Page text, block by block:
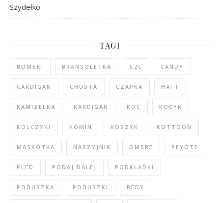
Szydełko
TAGI
BOMBKI BRANSOLETKA C2C CANDY
CARDIGAN CHUSTA CZAPKA HAFT
KAMIZELKA KARDIGAN KOC KOCYK
KOLCZYKI KOMIN KOSZYK KOTTOON
MASKOTKA NASZYJNIK OMBRE PEYOTE
PLED PODAJ DALEJ PODKŁADKI
PODUSZKA PODUSZKI REDY